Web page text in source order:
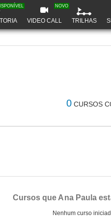
VIDEO CALL
NOVO
TRILHAS
0 CURSOS
Cursos que Ana Paula
Nenhum curso